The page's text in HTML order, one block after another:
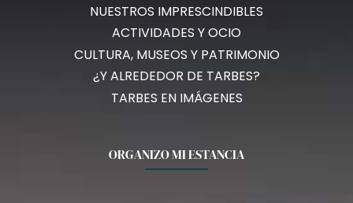
NUESTROS IMPRESCINDIBLES
ACTIVIDADES Y OCIO
CULTURA, MUSEOS Y PATRIMONIO
¿Y ALREDEDOR DE TARBES?
TARBES EN IMÁGENES
ORGANIZO MI ESTANCIA